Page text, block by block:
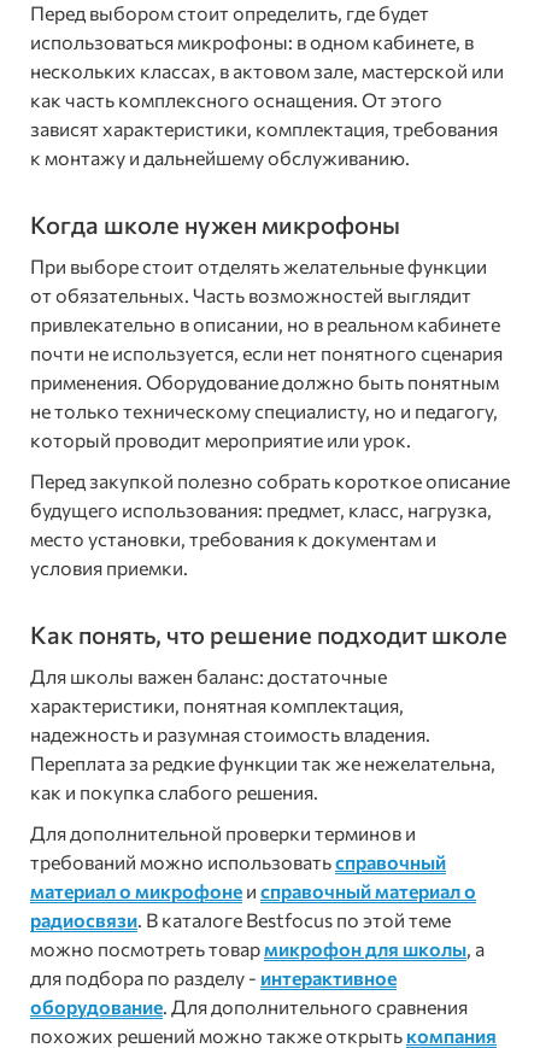
Перед выбором стоит определить, где будет
использоваться микрофоны: в одном кабинете, в
нескольких классах, в актовом зале, мастерской или
как часть комплексного оснащения. От этого
зависят характеристики, комплектация, требования
к монтажу и дальнейшему обслуживанию.
Когда школе нужен микрофоны
При выборе стоит отделять желательные функции
от обязательных. Часть возможностей выглядит
привлекательно в описании, но в реальном кабинете
почти не используется, если нет понятного сценария
применения. Оборудование должно быть понятным
не только техническому специалисту, но и педагогу,
который проводит мероприятие или урок.
Перед закупкой полезно собрать короткое описание
будущего использования: предмет, класс, нагрузка,
место установки, требования к документам и
условия приемки.
Как понять, что решение подходит школе
Для школы важен баланс: достаточные
характеристики, понятная комплектация,
надежность и разумная стоимость владения.
Переплата за редкие функции так же нежелательна,
как и покупка слабого решения.
Для дополнительной проверки терминов и
требований можно использоватьсправочный
материал о микрофоне и справочный материал о
радиосвязи. В каталоге Bestfocus по этой теме
можно посмотреть товармикрофон для школы, а
для подбора по разделу - интерактивное
оборудование. Для дополнительного сравнения
похожих решений можно также открыть компания